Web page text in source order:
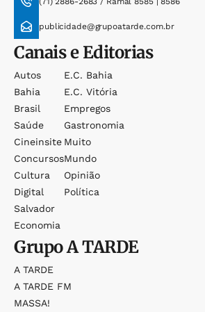
publicidade@grupoatarde.com.br
Canais e Editorias
Autos
Bahia
Brasil
Saúde
Cineinsite
Concursos
Cultura
Digital
Salvador
Economia
E.c. Bahia
E.c. Vitória
Empregos
Gastronomia
Muito
Mundo
Opinião
Política
GrupoA TARDE
A TARDE
A TARDE FM
MASSA!